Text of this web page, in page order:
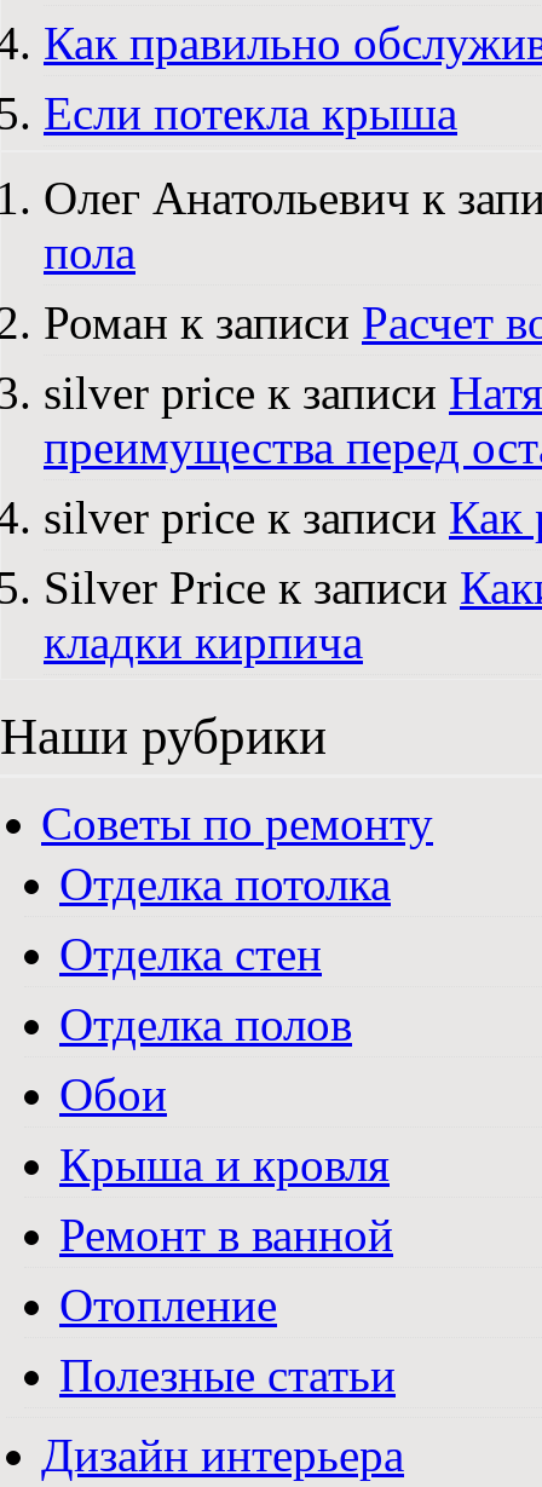
Как правильно
Если потекла крыша
Олег Анатольевич к
пола
Роман к записи Расчет
silver price к записи
преимущества перед
silver price к записи Как
Silver Price к записи
кладки кирпича
Наши рубрики
Советы по ремонту
Отделка потолка
Отделка стен
Отделка полов
Обои
Крыша и кровля
Ремонт в ванной
Отопление
Полезные статьи
Дизайн интерьера